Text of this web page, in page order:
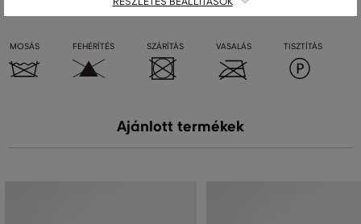
MOSÁS FEHÉRÍTÉS SZÁRÍTÁS VASALÁS TISZTÍTÁS
Ajánlott termékek